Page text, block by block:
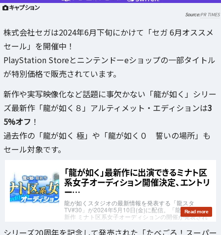
キャプション
PR TIMES
株式会社セガは2024年6月下旬にかけて「セガ 6月オススメ
セール」を開催中！
PlayStation Storeとニンテンドーeショップの一部タイトル
が特別価格で販売されています。
新作や実写映像化など話題に事欠かない「龍が如く」シリー
ズ最新作「龍が如く８」アルティメット・エディションは3
5%オフ ！
過去作の「龍が如く 極」や「龍が如く０ 誓いの場所」も
セール対象です。
シリーズ20周年を記念して発売された「たべごろ！スーパー